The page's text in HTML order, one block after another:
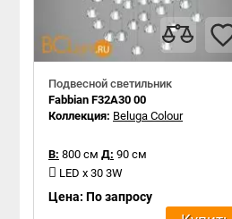
Подвесной светильник
Fabbian F32A30 00
Коллекция: Beluga Colour
В: 800 см Д: 90 см
LED x 30 3W
Цена: По запросу